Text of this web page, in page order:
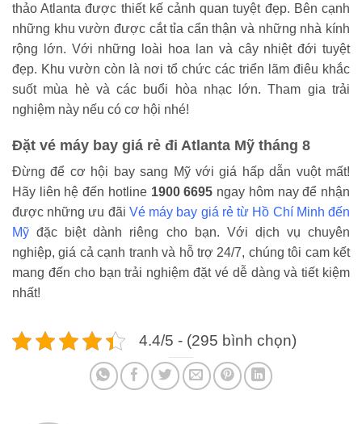
thảo Atlanta được thiết kế cảnh quan tuyệt đẹp. Bên cạnh
những khu vườn được cắt tỉa cẩn thận và những nhà kính
rộng lớn. Với những loài hoa lan và cây nhiệt đới tuyệt
đẹp. Khu vườn còn là nơi tổ chức các triển lãm điêu khắc
suốt mùa hè và các buổi hòa nhạc lớn. Tham gia trải
nghiệm này nếu có cơ hội nhé!
Đặt vé máy bay giá rẻ đi Atlanta Mỹ tháng 8
Đừng để cơ hội bay sang Mỹ với giá hấp dẫn vuột mất!
Hãy liên hệ đến hotline 1900 6695 ngay hôm nay để nhận
được những ưu đãi Vé máy bay giá rẻ từ Hồ Chí Minh đến
Mỹ đặc biệt dành riêng cho bạn. Với dịch vụ chuyên
nghiệp, giá cả cạnh tranh và hỗ trợ 24/7, chúng tôi cam kết
mang đến cho bạn trải nghiệm đặt vé dễ dàng và tiết kiệm
nhất!
4.4/5 - (295 bình chọn)